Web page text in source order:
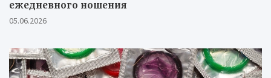
ежедневного ношения
05.06.2026